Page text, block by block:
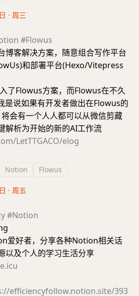
· 周三
#Flowus
博客解决方案，随意组合写作平台
和部署平台(Hexo/Vitepress
了Flowus方案，而Flowus在不久
是说如果有开发者做出在Flowus的
会有一个人人都可以从微信剪藏
解析为开始的新的AI工作流
LetTTGACO/elog
Notion Flowus
· 周五
#Notion
爱好者，分享各种Notion相关话
以及个人的学习生活分享
efficiencyfollow.notion.site/393